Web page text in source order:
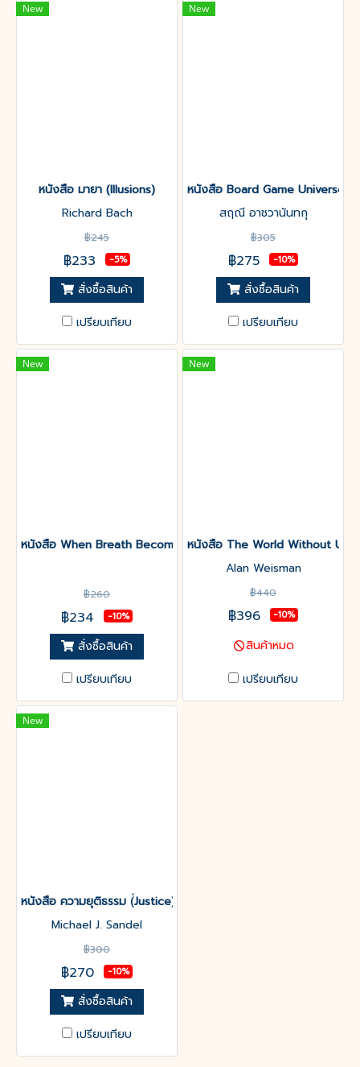
New
หนังสือ มายา (Illusions)
Richard Bach
฿245
฿233 -5%
สั่งซื้อสินค้า
เปรียบเทียบ
New
หนังสือ Board Game Universe
สฤณี อาชวานันทกุ
฿305
฿275 -10%
สั่งซื้อสินค้า
เปรียบเทียบ
New
หนังสือ When Breath Becomes air เมื่อลมหายใจเป็นอากาศ
฿260
฿234 -10%
สั่งซื้อสินค้า
เปรียบเทียบ
New
หนังสือ The World Without Us
Alan Weisman
฿440
฿396 -10%
สินค้าหมด
เปรียบเทียบ
New
หนังสือ ความยุติธรรม (่Justice)
Michael J. Sandel
฿300
฿270 -10%
สั่งซื้อสินค้า
เปรียบเทียบ